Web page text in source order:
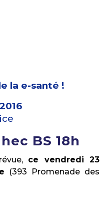
la e-santé !
BS 18h
ce vendredi 23
(393 Promenade des